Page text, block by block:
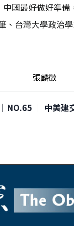
國最好做好準備
、台灣大學政治
張麟徵
NO.65 │ 中美建